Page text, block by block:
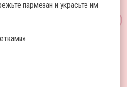
пармезан и украсьте им